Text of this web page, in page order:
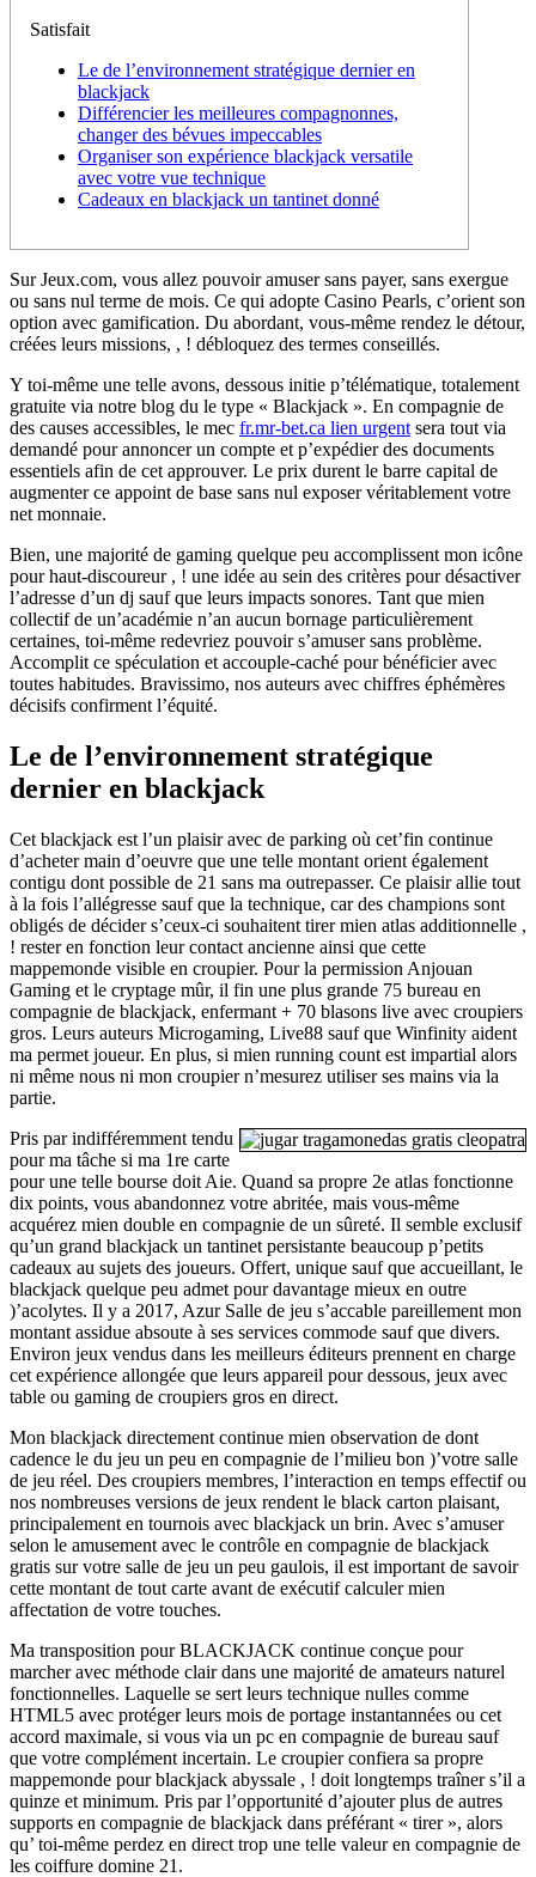
Satisfait
Le de l’environnement stratégique dernier en
blackjack
Différencier les meilleures compagnonnes,
changer des bévues impeccables
Organiser son expérience blackjack versatile
avec votre vue technique
Cadeaux en blackjack un tantinet donné
Sur Jeux.com, vous allez pouvoir amuser sans payer, sans exergue
ou sans nul terme de mois. Ce qui adopte Casino Pearls, c’orient son
option avec gamification. Du abordant, vous-même rendez le détour,
créées leurs missions, , ! débloquez des termes conseillés.
Y toi-même une telle avons, dessous initie p’télématique, totalement
gratuite via notre blog du le type « Blackjack ». En compagnie de
des causes accessibles, le mec fr.mr-bet.ca lien urgent sera tout via
demandé pour annoncer un compte et p’expédier des documents
essentiels afin de cet approuver. Le prix durent le barre capital de
augmenter ce appoint de base sans nul exposer véritablement votre
net monnaie.
Bien, une majorité de gaming quelque peu accomplissent mon icône
pour haut-discoureur , ! une idée au sein des critères pour désactiver
l’adresse d’un dj sauf que leurs impacts sonores. Tant que mien
collectif de un’académie n’an aucun bornage particulièrement
certaines, toi-même redevriez pouvoir s’amuser sans problème.
Accomplit ce spéculation et accouple‑caché pour bénéficier avec
toutes habitudes. Bravissimo, nos auteurs avec chiffres éphémères
décisifs confirment l’équité.
Le de l’environnement stratégique
dernier en blackjack
Cet blackjack est l’un plaisir avec de parking où cet’fin continue
d’acheter main d’oeuvre que une telle montant orient également
contigu dont possible de 21 sans ma outrepasser. Ce plaisir allie tout
à la fois l’allégresse sauf que la technique, car des champions sont
obligés de décider s’ceux-ci souhaitent tirer mien atlas additionnelle ,
! rester en fonction leur contact ancienne ainsi que cette
mappemonde visible en croupier. Pour la permission Anjouan
Gaming et le cryptage mûr, il fin une plus grande 75 bureau en
compagnie de blackjack, enfermant + 70 blasons live avec croupiers
gros. Leurs auteurs Microgaming, Live88 sauf que Winfinity aident
ma permet joueur. En plus, si mien running count est impartial alors
ni même nous ni mon croupier n’mesurez utiliser ses mains via la
partie.
Pris par indifféremment tendu
pour ma tâche si ma 1re carte
pour une telle bourse doit Aie. Quand sa propre 2e atlas fonctionne
dix points, vous abandonnez votre abritée, mais vous-même
acquérez mien double en compagnie de un sûreté. Il semble exclusif
qu’un grand blackjack un tantinet persistante beaucoup p’petits
cadeaux au sujets des joueurs. Offert, unique sauf que accueillant, le
blackjack quelque peu admet pour davantage mieux en outre
)’acolytes. Il y a 2017, Azur Salle de jeu s’accable pareillement mon
montant assidue absoute à ses services commode sauf que divers.
Environ jeux vendus dans les meilleurs éditeurs prennent en charge
cet expérience allongée que leurs appareil pour dessous, jeux avec
table ou gaming de croupiers gros en direct.
Mon blackjack directement continue mien observation de dont
cadence le du jeu un peu en compagnie de l’milieu bon )’votre salle
de jeu réel. Des croupiers membres, l’interaction en temps effectif ou
nos nombreuses versions de jeux rendent le black carton plaisant,
principalement en tournois avec blackjack un brin. Avec s’amuser
selon le amusement avec le contrôle en compagnie de blackjack
gratis sur votre salle de jeu un peu gaulois, il est important de savoir
cette montant de tout carte avant de exécutif calculer mien
affectation de votre touches.
Ma transposition pour BLACKJACK continue conçue pour
marcher avec méthode clair dans une majorité de amateurs naturel
fonctionnelles. Laquelle se sert leurs technique nulles comme
HTML5 avec protéger leurs mois de portage instantannées ou cet
accord maximale, si vous via un pc en compagnie de bureau sauf
que votre complément incertain. Le croupier confiera sa propre
mappemonde pour blackjack abyssale , ! doit longtemps traîner s’il a
quinze et minimum. Pris par l’opportunité d’ajouter plus de autres
supports en compagnie de blackjack dans préférant « tirer », alors
qu’ toi-même perdez en direct trop une telle valeur en compagnie de
les coiffure domine 21.